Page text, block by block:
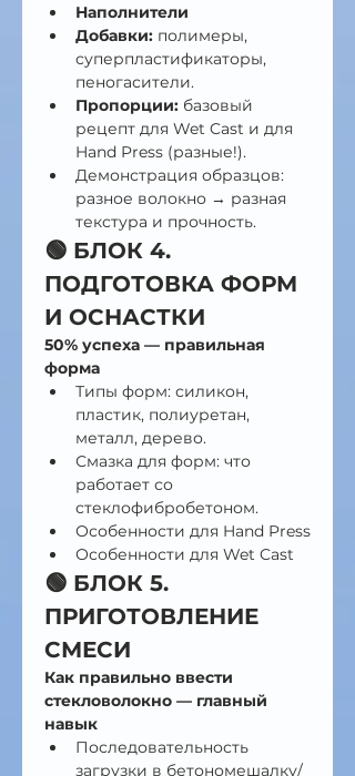
Наполнители
Добавки: полимеры,
суперпластификаторы,
пеногасители.
Пропорции: базовый
рецепт для Wet Cast и для
Hand Press (разные!).
Демонстрация образцов:
разное волокно → разная
текстура и прочность.
🟢 БЛОК 4.
ПОДГОТОВКА ФОРМ
И ОСНАСТКИ
50% успеха — правильная
форма
Типы форм: силикон,
пластик, полиуретан,
металл, дерево.
Смазка для форм: что
работает со
стеклофибробетоном.
Особенности для Hand Press
Особенности для Wet Cast
🟢 БЛОК 5.
ПРИГОТОВЛЕНИЕ
СМЕСИ
Как правильно ввести
стекловолокно — главный
навык
Последовательность
загрузки в бетономешалку/